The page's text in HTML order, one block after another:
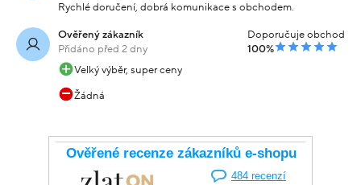
Rychlé doručení, dobrá komunikace s obchodem.
Ověřený zákazník
Přidáno před 2 dny
Doporučuje obchod
100%
Velký výběr, super ceny
Žádná